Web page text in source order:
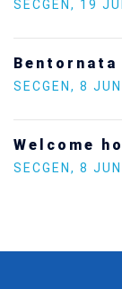
Europe on
SECGEN, 5 JAN
Increasing
Politics